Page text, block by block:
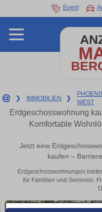
Event
❯ IMMOBILIEN ❯
WEST
Erdgeschosswohnung
Komfortable
Jetzt eine
kaufen –
Erdgeschosswohnungen
für Familien und Senioren.